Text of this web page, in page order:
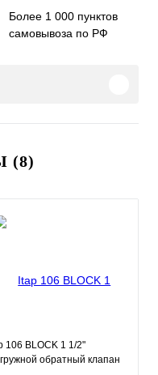
Более 1 000 пунктов
самовывоза по РФ
(8)
106 BLOCK 1 1/2"
обратный клапан